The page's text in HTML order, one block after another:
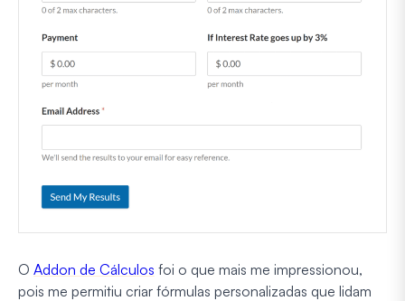
O Addon de Cálculos foi o que mais me impressionou,
pois me permitiu criar fórmulas personalizadas que lidam